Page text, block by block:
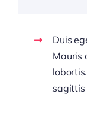
Duis
Mauris
sagittis